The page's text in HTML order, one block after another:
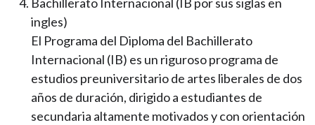
ingles)
El Programa del Diploma del Bachillerato
Internacional (IB) es un riguroso programa de
estudios preuniversitario de artes liberales de dos
años de duración, dirigido a estudiantes de
secundaria altamente motivados y con orientación